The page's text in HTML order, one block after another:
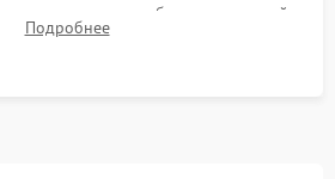
на карту памяти, работы встроенной
и всех кнопок управления.
Подробнее